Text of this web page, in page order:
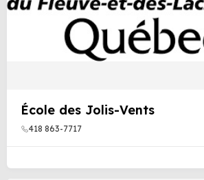
École des Jolis-Vents
418 863-7717